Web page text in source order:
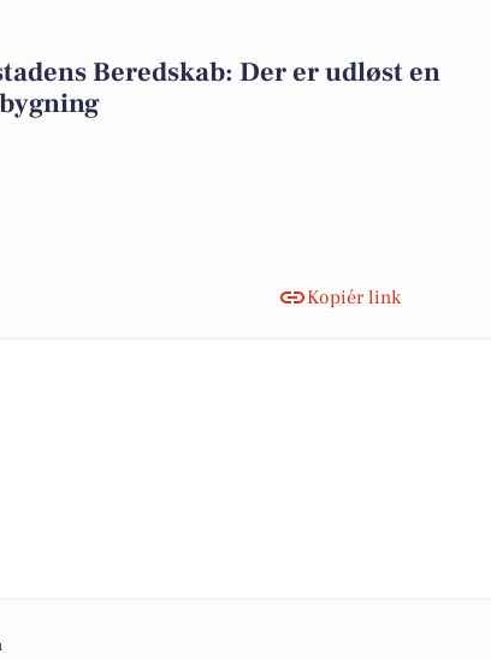
Beredskab: Der er udløst en
Kopiér link